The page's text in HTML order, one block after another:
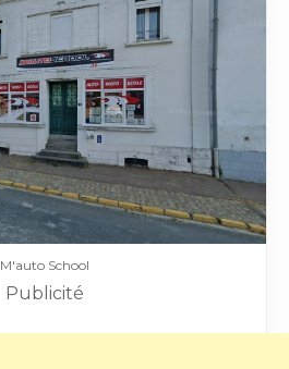
M'auto School
Publicité